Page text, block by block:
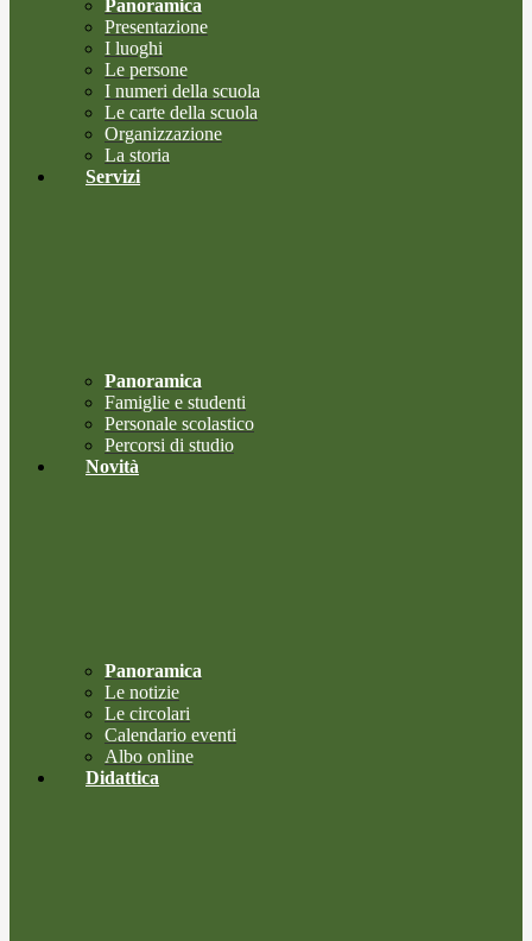
Panoramica
Presentazione
I luoghi
Le persone
I numeri della scuola
Le carte della scuola
Organizzazione
La storia
Servizi
Panoramica
Famiglie e studenti
Personale scolastico
Percorsi di studio
Novità
Panoramica
Le notizie
Le circolari
Calendario eventi
Albo online
Didattica